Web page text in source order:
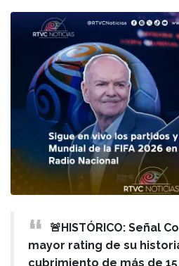
🚨HISTÓRICO: Señal
mayor rating de su
cubrimiento de más de